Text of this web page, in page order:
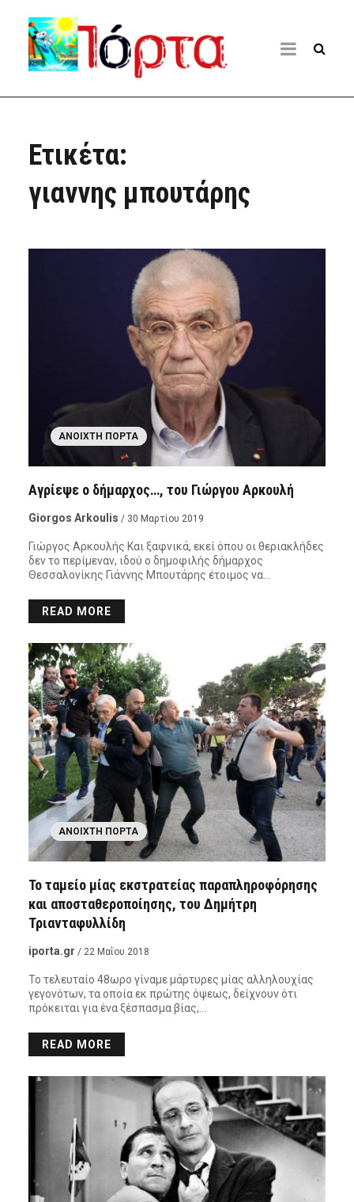
Ετικέτα:
γιαννης μπουτάρης
ΑΝΟΙΧΤΉ ΠΌΡΤΑ
Αγρίεψε ο δήμαρχος…, του Γιώργου Αρκουλή
Giorgos Arkoulis / 30 Μαρτίου 2019
Γιώργος Αρκουλής Και ξαφνικά, εκεί όπου οι θεριακλήδες
δεν το περίμεναν, ιδού ο δημοφιλής δήμαρχος
Θεσσαλονίκης Γιάννης Μπουτάρης έτοιμος να…
READ MORE
ΑΝΟΙΧΤΉ ΠΌΡΤΑ
Το ταμείο μίας εκστρατείας παραπληροφόρησης
και αποσταθεροποίησης, του Δημήτρη
Τριανταφυλλίδη
iporta.gr / 22 Μαΐου 2018
Το τελευταίο 48ωρο γίναμε μάρτυρες μίας αλληλουχίας
γεγονότων, τα οποία εκ πρώτης όψεως, δείχνουν ότι
πρόκειται για ένα ξέσπασμα βίας,…
READ MORE